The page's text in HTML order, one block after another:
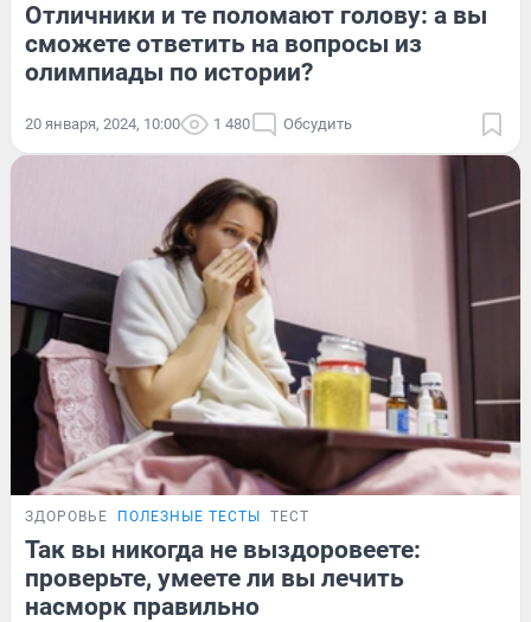
Отличники и те поломают голову: а вы
сможете ответить на вопросы из
олимпиады по истории?
20 января, 2024, 10:00 1 480 Обсудить
ЗДОРОВЬЕ ПОЛЕЗНЫЕ ТЕСТЫ ТЕСТ
Так вы никогда не выздоровеете:
проверьте, умеете ли вы лечить
насморк правильно